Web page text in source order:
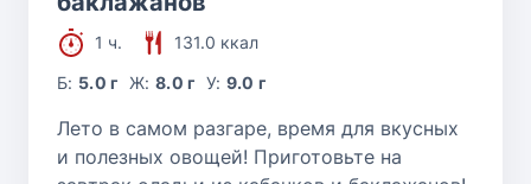
1 ч.
131.0 ккал
Б: 5.0 г Ж: 8.0 г У: 9.0 г
Лето в самом разгаре, время для вкусных
и полезных овощей! Приготовьте на